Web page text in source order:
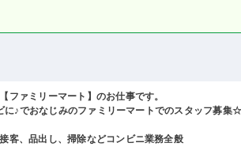
ファミリーマート】のお仕事です。
♪でおなじみのファミリーマートでのスタッフ募集
客、品出し、掃除などコンビニ業務全般